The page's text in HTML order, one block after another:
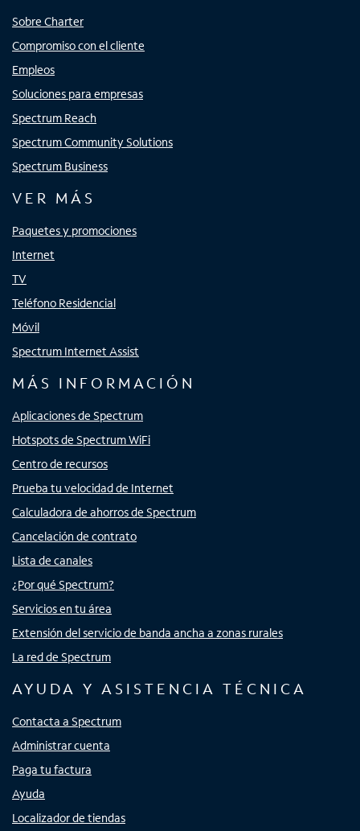
Sobre Charter
Compromiso con el cliente
Empleos
Soluciones para empresas
Spectrum Reach
Spectrum Community Solutions
Spectrum Business
VER MÁS
Paquetes y promociones
Internet
TV
Teléfono Residencial
Móvil
Spectrum Internet Assist
MÁS INFORMACIÓN
Aplicaciones de Spectrum
Hotspots de Spectrum WiFi
Centro de recursos
Prueba tu velocidad de Internet
Calculadora de ahorros de Spectrum
Cancelación de contrato
Lista de canales
¿Por qué Spectrum?
Servicios en tu área
Extensión del servicio de banda ancha a zonas rurales
La red de Spectrum
AYUDA Y ASISTENCIA TÉCNICA
Contacta a Spectrum
Administrar cuenta
Paga tu factura
Ayuda
Localizador de tiendas